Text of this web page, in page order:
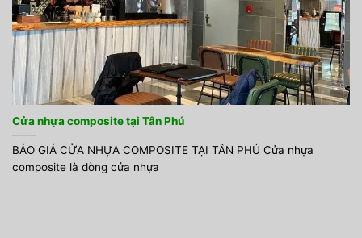
Cửa nhựa composite tại Tân Phú
BÁO GIÁ CỬA NHỰA COMPOSITE TẠI TÂN PHÚ Cửa nhựa
composite là dòng cửa nhựa